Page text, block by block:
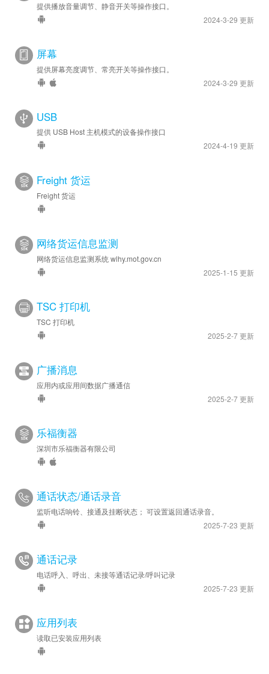
提供播放音量调节、静音开关等操作接口。
2024-3-29 更新
屏幕
提供屏幕亮度调节、常亮开关等操作接口。
2024-3-29 更新
USB
提供 USB Host 主机模式的设备操作接口
2024-4-19 更新
Freight 货运
Freight 货运
网络货运信息监测
网络货运信息监测系统 wlhy.mot.gov.cn
2025-1-15 更新
TSC 打印机
TSC 打印机
2025-2-7 更新
广播消息
应用内或应用间数据广播通信
2025-2-7 更新
乐福衡器
深圳市乐福衡器有限公司
通话状态/通话录音
监听电话响铃、接通及挂断状态； 可设置返回通话录音。
2025-7-23 更新
通话记录
电话呼入、呼出、未接等通话记录/呼叫记录
2025-7-23 更新
应用列表
读取已安装应用列表